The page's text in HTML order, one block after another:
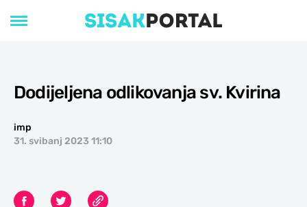
Dodijeljena odlikovanja sv. Kvirina
imp
31. svibanj 2023 11:10